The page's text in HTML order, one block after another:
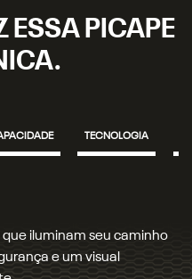
ESSA PICAPE
TECNOLOGIA
que iluminam seu caminho
e um visual